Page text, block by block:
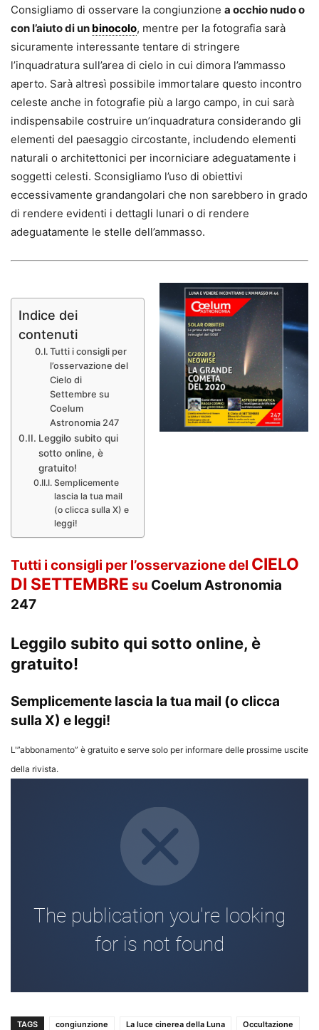
Consigliamo di osservare la congiunzione a occhio nudo o
con l’aiuto di un binocolo, mentre per la fotografia sarà
sicuramente interessante tentare di stringere
l’inquadratura sull’area di cielo in cui dimora l’ammasso
aperto. Sarà altresì possibile immortalare questo incontro
celeste anche in fotografie più a largo campo, in cui sarà
indispensabile costruire un’inquadratura considerando gli
elementi del paesaggio circostante, includendo elementi
naturali o architettonici per incorniciare adeguatamente i
soggetti celesti. Sconsigliamo l’uso di obiettivi
eccessivamente grandangolari che non sarebbero in grado
di rendere evidenti i dettagli lunari o di rendere
adeguatamente le stelle dell’ammasso.
Indice dei
contenuti
Tutti i consigli per
l’osservazione del
Cielo di
Settembre su
Coelum
Astronomia 247
Leggilo subito qui
sotto online, è
gratuito!
Semplicemente
lascia la tua mail
(o clicca sulla X) e
leggi!
Tutti i consigli per l’osservazione del CIELO
DI SETTEMBRE su Coelum Astronomia
247
Leggilo subito qui sotto online, è
gratuito!
Semplicemente lascia la tua mail (o clicca
sulla X) e leggi!
L'”abbonamento” è gratuito e serve solo per informare delle prossime uscite
della rivista.
TAGS congiunzione La luce cinerea della Luna
Occultazione